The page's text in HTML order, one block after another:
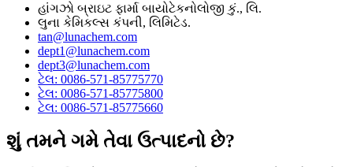
હાંગઝો બ્રાઇટ ફાર્મા બાયોટેકનોલોજી કું., લિ.
લુના કેમિકલ્સ કંપની, લિમિટેડ.
tan@lunachem.com
dept1@lunachem.com
dept3@lunachem.com
ટેલ: 0086-571-85775770
ટેલ: 0086-571-85775800
ટેલ: 0086-571-85775660
શું તમને ગમે તેવા ઉત્પાદનો છે?